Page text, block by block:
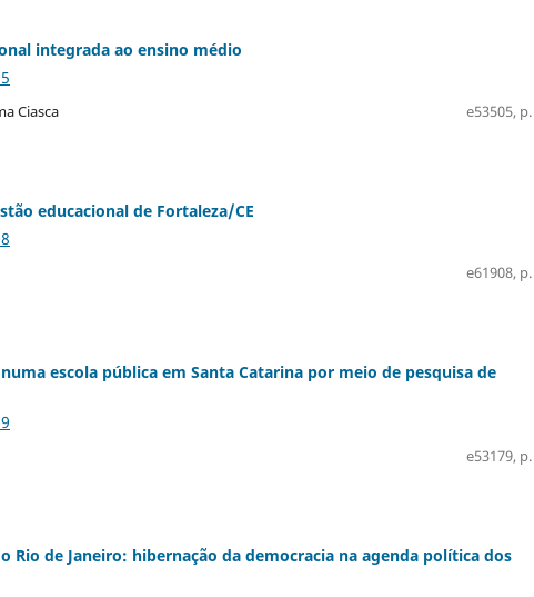
integrada ao ensino médio
Ciasca
e53505,
educacional de Fortaleza/CE
e61908,
escola pública em Santa Catarina por meio de pesquisa de
e53179,
Rio de Janeiro: hibernação da democracia na agenda política dos